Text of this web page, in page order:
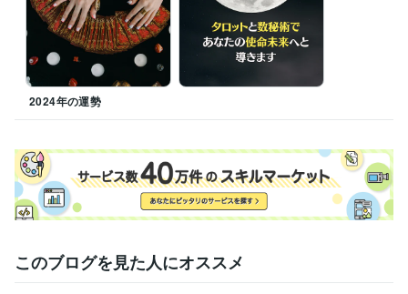
占い タロット占い 四柱推命 姓名判断
悩み相談・カウンセリング ヒーリングカウンセリング
学歴
中央大学 2000年3月 ~ 2004年2月
語学力
2024年の運勢
このブログを見た人にオススメ